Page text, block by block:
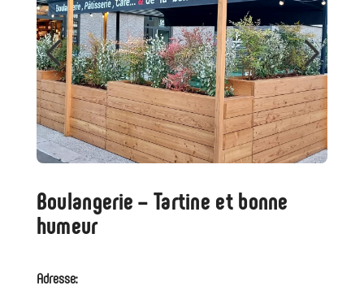
Boulangerie – Tartine et bonne
humeur
Adresse: